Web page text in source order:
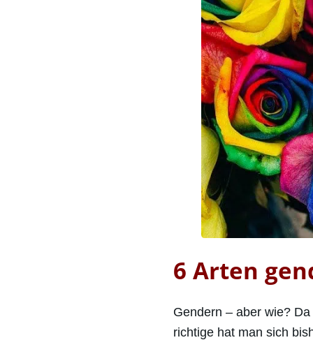
6 Arten
Gendern – aber wie?
richtige hat man sich